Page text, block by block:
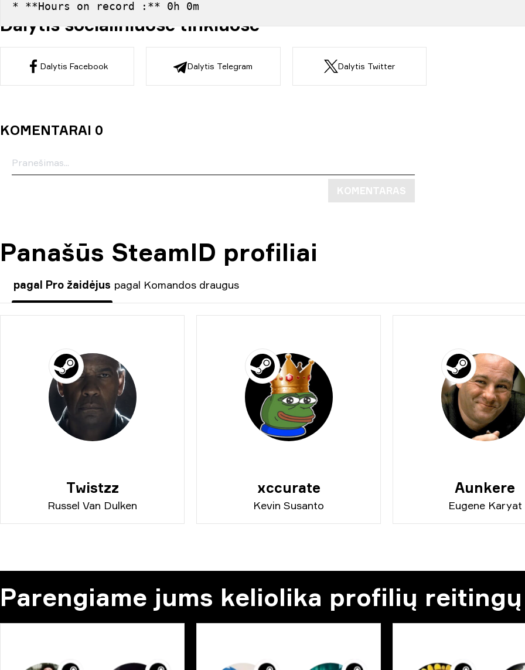
* **Hours on record :** 0h 0m
Dalytis socialiniuose tinkluose
Dalytis Facebook Dalytis Telegram Dalytis Twitter
KOMENTARAI 0
KOMENTARAS
Panašūs SteamID profiliai
pagal Pro žaidėjus pagal Komandos draugus
Twistzz
Russel Van Dulken
xccurate
Kevin Susanto
Aunkere
Eugene Karyat
Parengiame jums keliolika profilių reitingų